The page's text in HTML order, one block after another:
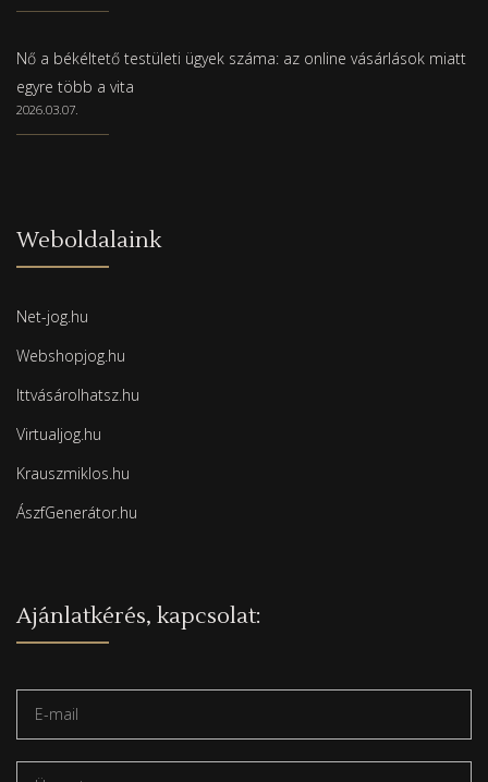
Nő a békéltető testületi ügyek száma: az online vásárlások miatt
egyre több a vita
2026.03.07.
Weboldalaink
Net-jog.hu
Webshopjog.hu
Ittvásárolhatsz.hu
Virtualjog.hu
Krauszmiklos.hu
ÁszfGenerátor.hu
Ajánlatkérés, kapcsolat: